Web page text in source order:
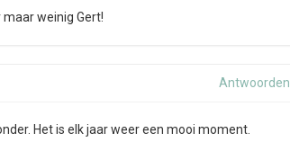
weinig Gert!
Antwoorden
Het is elk jaar weer een mooi moment.